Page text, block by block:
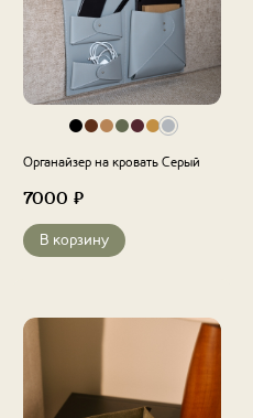
Органайзер на кровать Серый
7000 ₽
В корзину